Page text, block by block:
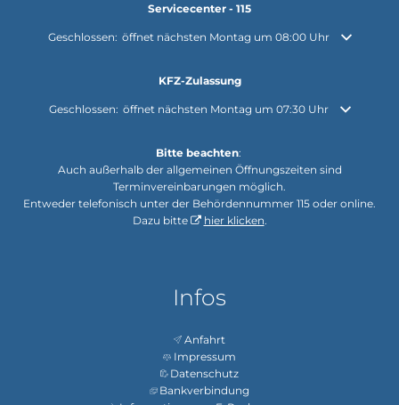
Servicecenter - 115
Klicken, um weitere Öffnungs- oder Schließzeiten auszublenden
Geschlossen: öffnet nächsten Montag um 08:00 Uhr
KFZ-Zulassung
Klicken, um weitere Öffnungs- oder Schließzeiten auszublenden
Geschlossen: öffnet nächsten Montag um 07:30 Uhr
Bitte beachten:
Auch außerhalb der allgemeinen Öffnungszeiten sind
Terminvereinbarungen möglich.
Entweder telefonisch unter der Behördennummer 115 oder online.
Dazu bitte
hier klicken.
Infos
Anfahrt
Impressum
Datenschutz
Bankverbindung